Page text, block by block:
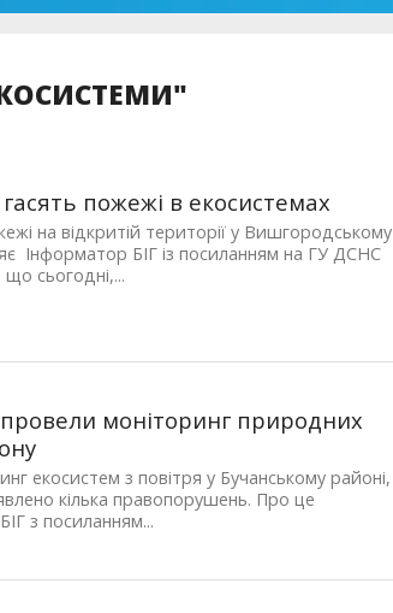
пожежі в екосистемах
на відкритій території у Вишгородському
Інформатор БІГ із посиланням на ГУ ДСНС
сьогодні,...
моніторинг природних
екосистем з повітря у Бучанському районі,
кілька правопорушень. Про це
з посиланням...